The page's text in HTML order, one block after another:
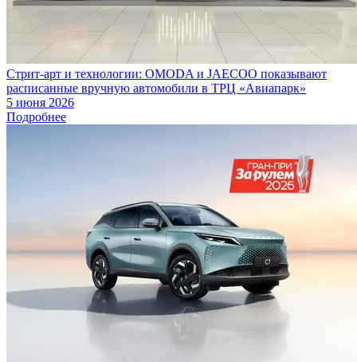
Стрит-арт и технологии: OMODA и JAECOO показывают
расписанные вручную автомобили в ТРЦ «Авиапарк»
5 июня 2026
Подробнее